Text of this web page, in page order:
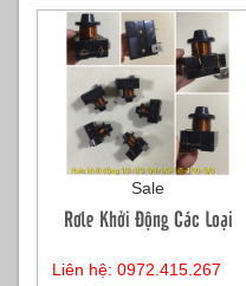
Sale
Rơle Khởi Động Các Loại
Liên hệ: 0972.415.267